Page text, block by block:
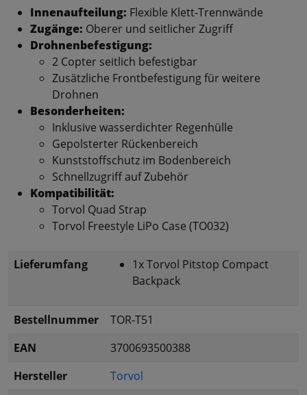
Innenaufteilung: Flexible Klett-Trennwände
Zugänge: Oberer und seitlicher Zugriff
Drohnenbefestigung:
2 Copter seitlich befestigbar
Zusätzliche Frontbefestigung für weitere
Drohnen
Besonderheiten:
Inklusive wasserdichter Regenhülle
Gepolsterter Rückenbereich
Kunststoffschutz im Bodenbereich
Schnellzugriff auf Zubehör
Kompatibilität:
Torvol Quad Strap
Torvol Freestyle LiPo Case (TO032)
Lieferumfang
1x Torvol Pitstop Compact
Backpack
Bestellnummer
TOR-T51
EAN
3700693500388
Hersteller
Torvol